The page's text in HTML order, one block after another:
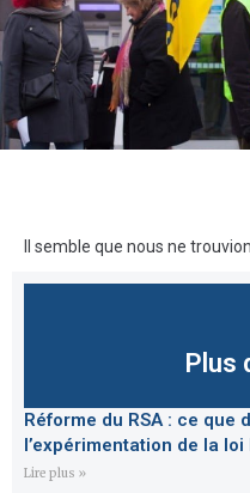
Il semble que nous ne
Plus
Réforme du RSA : ce que
l’expérimentation de la
Lire plus »